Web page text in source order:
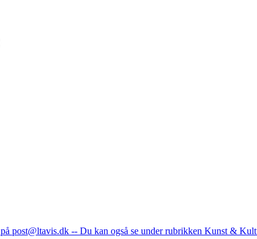
post@ltavis.dk -- Du kan også se under rubrikken Kunst &